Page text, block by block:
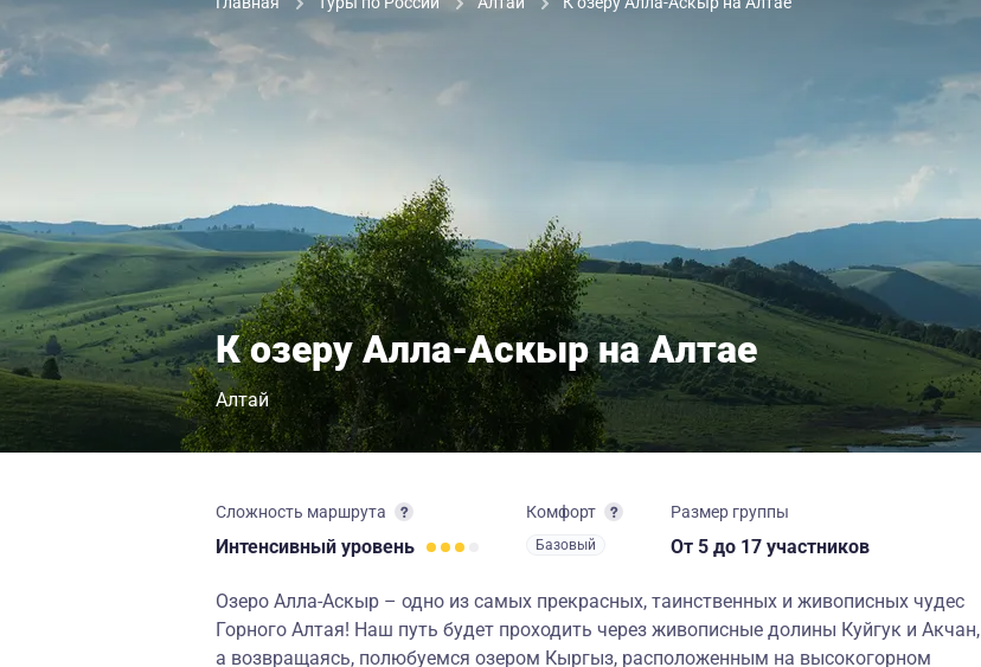
К озеру Алла-Аскыр на Алтае
Алтай
Сложность маршрута
Интенсивный уровень
Комфорт
Базовый
Размер группы
От 5 до 17 участников
Озеро Алла-Аскыр – одно из самых прекрасных, таинственных и живописных чудес
Горного Алтая! Наш путь будет проходить через живописные долины Куйгук и Акчан,
а возвращаясь, полюбуемся озером Кыргыз, расположенным на высокогорном